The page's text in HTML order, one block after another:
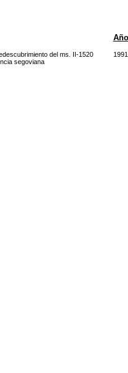
Año
del ms. II-1520
segoviana
1991